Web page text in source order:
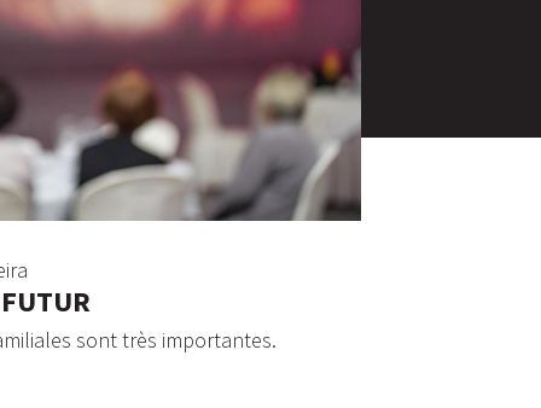
sont très importantes.